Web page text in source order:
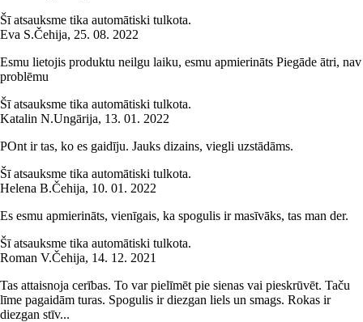
Šī atsauksme tika automātiski tulkota.
Eva S.Čehija, 25. 08. 2022
Esmu lietojis produktu neilgu laiku, esmu apmierināts Piegāde ātri, nav
problēmu
Šī atsauksme tika automātiski tulkota.
Katalin N.Ungārija, 13. 01. 2022
POnt ir tas, ko es gaidīju. Jauks dizains, viegli uzstādāms.
Šī atsauksme tika automātiski tulkota.
Helena B.Čehija, 10. 01. 2022
Es esmu apmierināts, vienīgais, ka spogulis ir masīvāks, tas man der.
Šī atsauksme tika automātiski tulkota.
Roman V.Čehija, 14. 12. 2021
Tas attaisnoja cerības. To var pielīmēt pie sienas vai pieskrūvēt. Taču
līme pagaidām turas. Spogulis ir diezgan liels un smags. Rokas ir
diezgan stīv...